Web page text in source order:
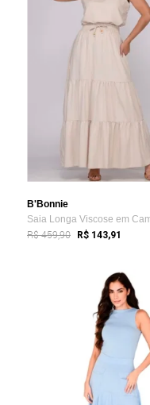
B'Bonnie
R$ 459,90 R$ 143,91